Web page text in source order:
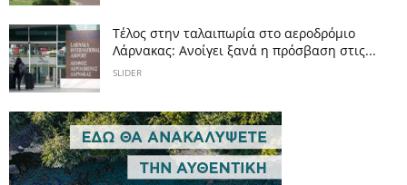
Tέλος στην ταλαιπωρία στο αεροδρόμιο
Λάρνακας: Ανοίγει ξανά η πρόσβαση στις...
SLIDER